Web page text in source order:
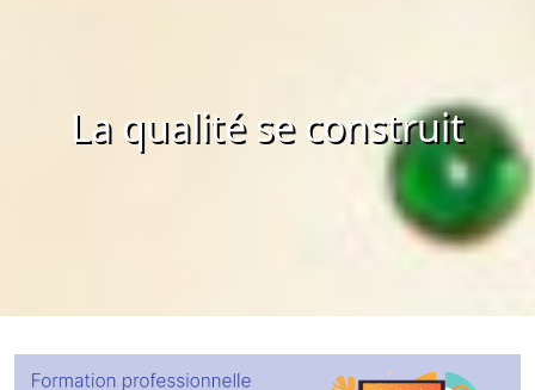
La qualité se construit